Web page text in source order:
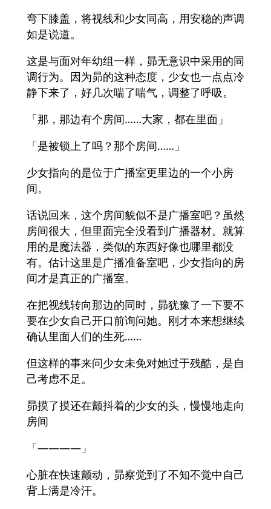
弯下膝盖，将视线和少女同高，用安稳的声调
如是说道。
这是与面对年幼组一样，昴无意识中采用的同
调行为。因为昴的这种态度，少女也一点点冷
静下来了，好几次喘了喘气，调整了呼吸。
「那，那边有个房间……大家，都在里面」
「是被锁上了吗？那个房间……」
少女指向的是位于广播室更里边的一个小房
间。
话说回来，这个房间貌似不是广播室吧？虽然
房间很大，但里面完全没看到广播器材。就算
用的是魔法器，类似的东西好像也哪里都没
有。估计这里是广播准备室吧，少女指向的房
间才是真正的广播室。
在把视线转向那边的同时，昴犹豫了一下要不
要在少女自己开口前询问她。刚才本来想继续
确认里面人们的生死……
但这样的事来问少女未免对她过于残酷，是自
己考虑不足。
昴摸了摸还在颤抖着的少女的头，慢慢地走向
房间
「――――」
心脏在快速颤动，昴察觉到了不知不觉中自己
背上满是冷汗。